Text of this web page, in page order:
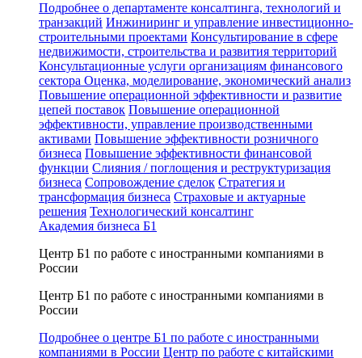
Подробнее о департаменте консалтинга, технологий и
транзакций Инжиниринг и управление инвестиционно-
строительными проектами Консультирование в сфере
недвижимости, строительства и развития территорий
Консультационные услуги организациям финансового
сектора Оценка, моделирование, экономический анализ
Повышение операционной эффективности и развитие
цепей поставок Повышение операционной
эффективности, управление производственными
активами Повышение эффективности розничного
бизнеса Повышение эффективности финансовой
функции Слияния / поглощения и реструктуризация
бизнеса Сопровождение сделок Стратегия и
трансформация бизнеса Страховые и актуарные
решения Технологический консалтинг
Академия бизнеса Б1
Центр Б1 по работе с иностранными компаниями в
России
Центр Б1 по работе с иностранными компаниями в
России
Подробнее о центре Б1 по работе с иностранными
компаниями в России Центр по работе с китайскими